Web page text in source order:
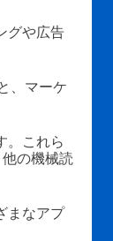
グや広告
、マーケ
。これら
の機械読
まなアプ